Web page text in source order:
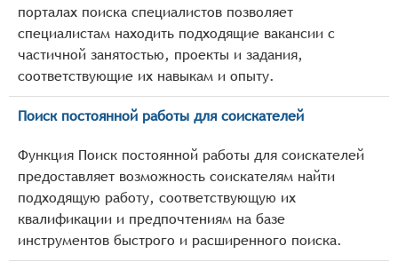
порталах поиска специалистов позволяет
специалистам находить подходящие вакансии с
частичной занятостью, проекты и задания,
соответствующие их навыкам и опыту.
Поиск постоянной работы для соискателей
Функция Поиск постоянной работы для соискателей
предоставляет возможность соискателям найти
подходящую работу, соответствующую их
квалификации и предпочтениям на базе
инструментов быстрого и расширенного поиска.